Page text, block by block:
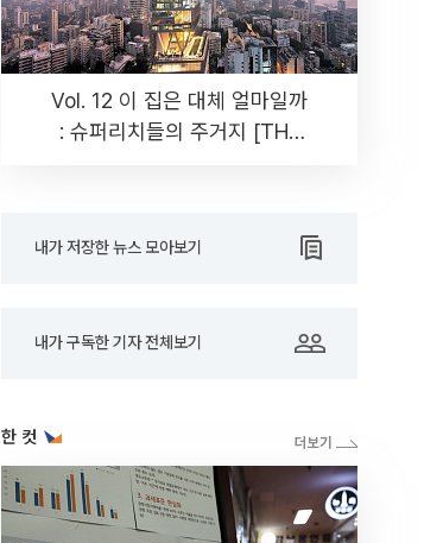
Vol. 12 이 집은 대체 얼마일까
: 슈퍼리치들의 주거지 [THE
내가 저장한 뉴스 모아보기
내가 구독한 기자 전체보기
한 컷